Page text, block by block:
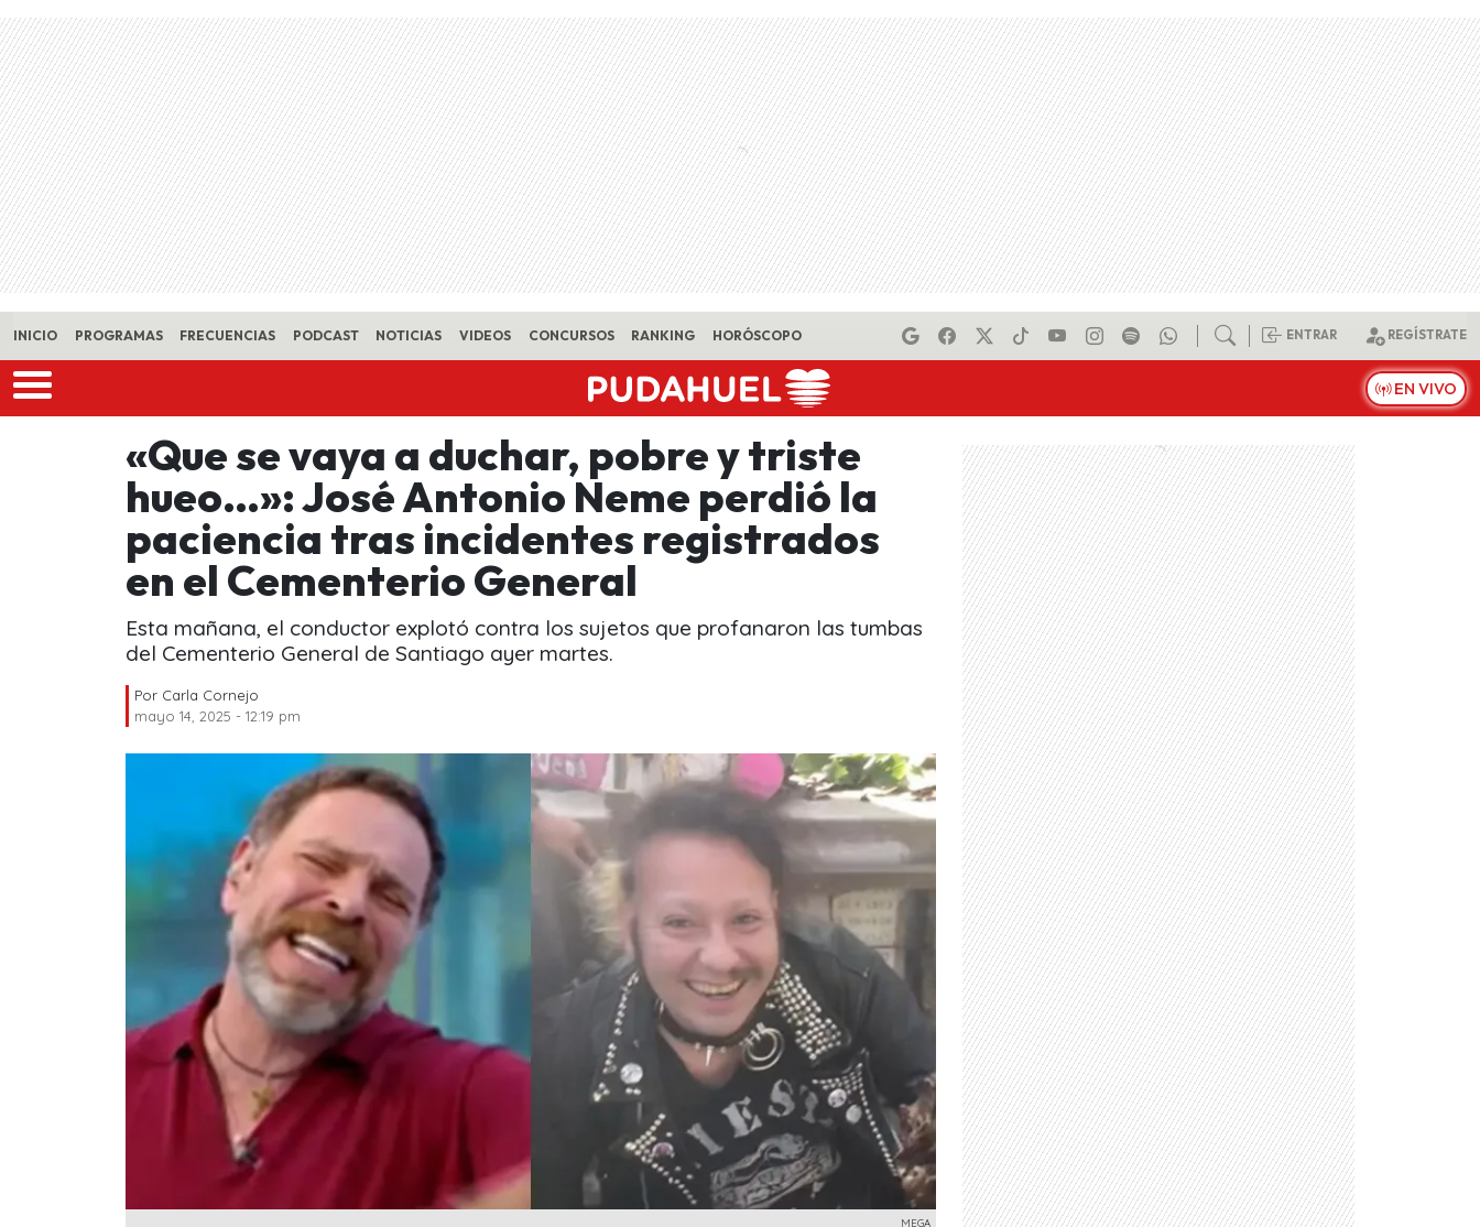
Skip to main content
INICIO PROGRAMAS FRECUENCIAS PODCAST NOTICIAS VIDEOS CONCURSOS RANKING HORÓSCOPO ENTRAR REGÍSTRATE
EN VIVO
«Que se vaya a duchar, pobre y triste
hueo…»: José Antonio Neme perdió la
paciencia tras incidentes registrados
en el Cementerio General
Esta mañana, el conductor explotó contra los sujetos que profanaron las tumbas
del Cementerio General de Santiago ayer martes.
Por Carla Cornejo
mayo 14, 2025 - 12:19 pm
MEGA